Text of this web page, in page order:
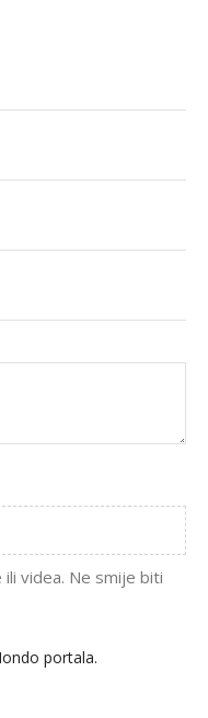
videa. Ne smije biti
portala.